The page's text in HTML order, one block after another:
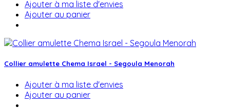
Ajouter à ma liste d'envies
Ajouter au panier
Collier amulette Chema Israel - Segoula Menorah
Ajouter à ma liste d'envies
Ajouter au panier